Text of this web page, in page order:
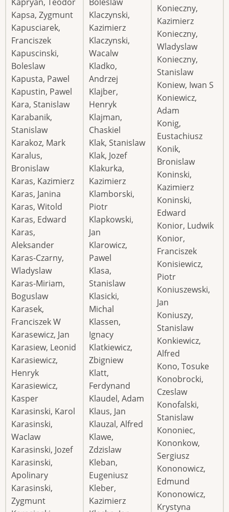
Kapsa, Zygmunt
Kapusciarek,
Franciszek
Kapuscinski,
Boleslaw
Kapusta, Pawel
Kapustin, Pawel
Kara, Stanislaw
Karabanik,
Stanislaw
Karakoz, Mark
Karalus,
Bronislaw
Karas, Kazimierz
Karas, Janina
Karas, Witold
Karas, Edward
Karas,
Aleksander
Karas-Czarny,
Wladyslaw
Karas-Miriam,
Boguslaw
Karasek,
Franciszek W
Karasewicz, Jan
Karasiew, Leonid
Karasiewicz,
Henryk
Karasiewicz,
Kasper
Karasinski, Karol
Karasinski,
Waclaw
Karasinski, Jozef
Karasinski,
Apolinary
Karasinski,
Zygmunt
Klaczynski,
Kazimierz
Klaczynski,
Wacalw
Kladko,
Andrzej
Klajber,
Henryk
Klajman,
Chaskiel
Klak, Stanislaw
Klak, Jozef
Klakurka,
Kazimierz
Klamborski,
Piotr
Klapkowski,
Jan
Klarowicz,
Pawel
Klasa,
Stanislaw
Klasicki,
Michal
Klassen,
Ignacy
Klatkiewicz,
Zbigniew
Klatt,
Ferdynand
Klaudel, Adam
Klaus, Jan
Klauzal, Alfred
Klawe,
Zdzislaw
Kleban,
Eugeniusz
Kleber,
Kazimierz
Konieczny,
Kazimierz
Konieczny,
Wladyslaw
Konieczny,
Stanislaw
Koniew, Iwan S
Koniewicz,
Adam
Konig,
Eustachiusz
Konik,
Bronislaw
Koninski,
Kazimierz
Koninski,
Edward
Konior, Ludwik
Konior,
Franciszek
Konisiewicz,
Piotr
Koniuszewski,
Jan
Koniuszy,
Stanislaw
Konkiewicz,
Alfred
Kono, Tosuke
Konobrocki,
Czeslaw
Konofalski,
Stanislaw
Kononiec,
Kononkow,
Sergiusz
Kononowicz,
Edmund
Kononowicz,
Krystyna